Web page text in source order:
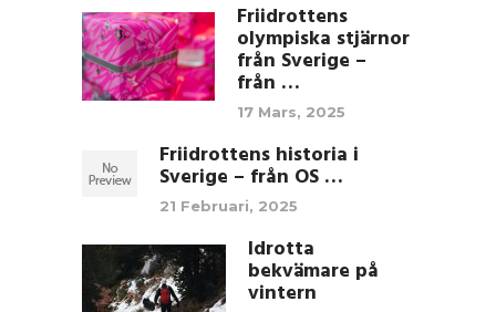
Friidrottens
olympiska stjärnor
från Sverige –
från …
17 Mars, 2025
Friidrottens historia i
Sverige – från OS …
21 Februari, 2025
Idrotta
bekvämare på
vintern